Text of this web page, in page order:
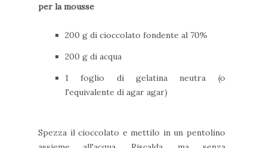
per la mousse
200 g di cioccolato fondente al 70%
200 g di acqua
1 foglio di gelatina neutra (o
l'equivalente di agar agar)
Spezza il cioccolato e mettilo in un pentolino